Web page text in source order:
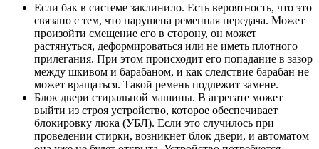
Если бак в системе заклинило. Есть вероятность, что это
связано с тем, что нарушена ременная передача. Может
произойти смещение его в сторону, он может
растянуться, деформироваться или не иметь плотного
прилегания. При этом происходит его попадание в зазор
между шкивом и барабаном, и как следствие барабан не
может вращаться. Такой ремень подлежит замене.
Блок двери стиральной машины. В агрегате может
выйти из строя устройство, которое обеспечивает
блокировку люка (УБЛ). Если это случилось при
проведении стирки, возникнет блок двери, и автоматом